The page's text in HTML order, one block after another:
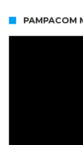
PAMPACOM